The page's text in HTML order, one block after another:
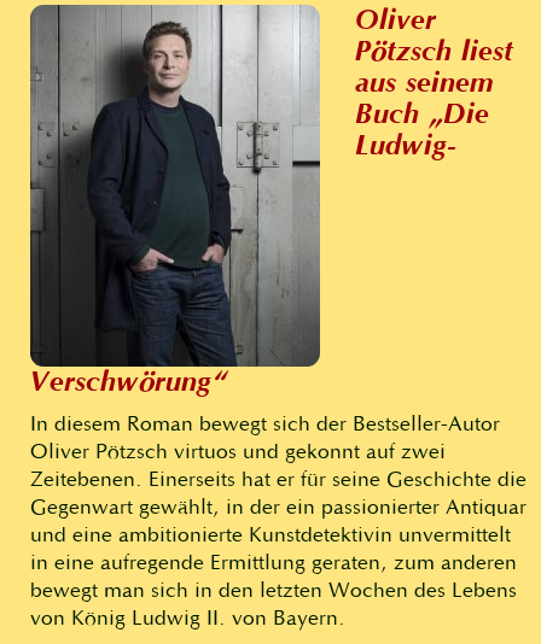
Oliver
Pötzsch liest
aus seinem
Buch „Die
Ludwig-
Verschwörung“
In diesem Roman bewegt sich der Bestseller-Autor
Oliver Pötzsch virtuos und gekonnt auf zwei
Zeitebenen. Einerseits hat er für seine Geschichte die
Gegenwart gewählt, in der ein passionierter Antiquar
und eine ambitionierte Kunstdetektivin unvermittelt
in eine aufregende Ermittlung geraten, zum anderen
bewegt man sich in den letzten Wochen des Lebens
von König Ludwig II. von Bayern.